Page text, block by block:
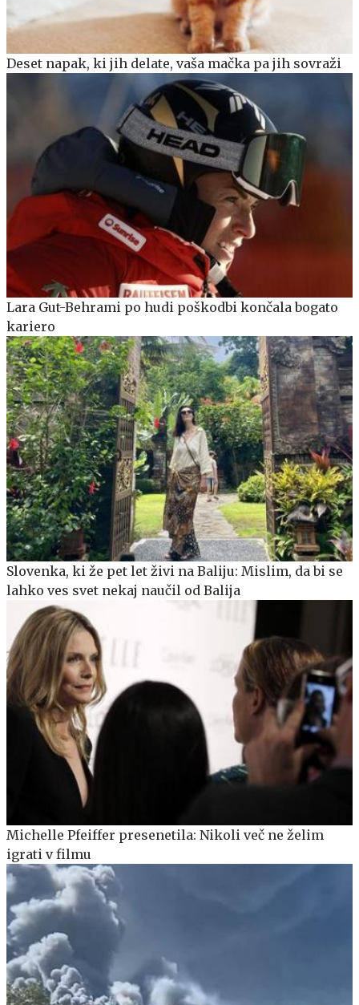
Deset napak, ki jih delate, vaša mačka pa jih sovraži
Lara Gut-Behrami po hudi poškodbi končala bogato
kariero
Slovenka, ki že pet let živi na Baliju: Mislim, da bi se
lahko ves svet nekaj naučil od Balija
Michelle Pfeiffer presenetila: Nikoli več ne želim
igrati v filmu